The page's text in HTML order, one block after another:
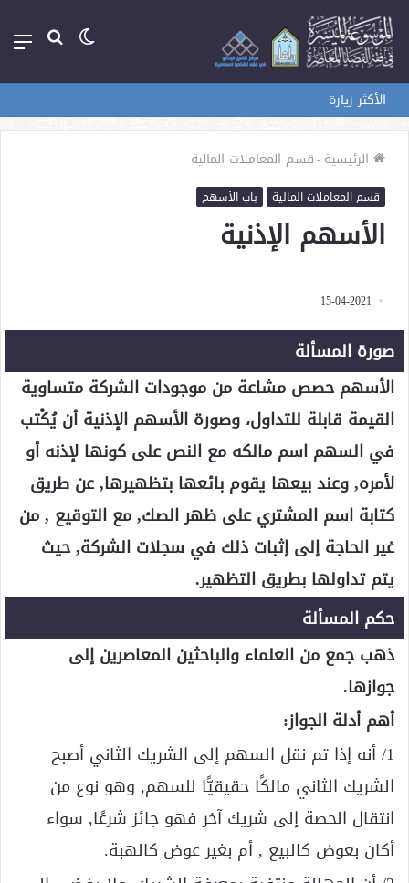
بحث الوضع
الأكثر زيارة
الرئيسية-قسم المعاملات المالية
قسم المعاملات المالية باب الأسهم
الأسهم الإذنية
15-04-2021
صورة المسألة
الأسهم حصص مشاعة من موجودات الشركة متساوية
القيمة قابلة للتداول، وصورة الأسهم الإذنية أن يُكْتب
في السهم اسم مالكه مع النص على كونها لإذنه أو
لأمره, وعند بيعها يقوم بائعها بتظهيرها, عن طريق
كتابة اسم المشتري على ظهر الصك, مع التوقيع , من
غير الحاجة إلى إثبات ذلك في سجلات الشركة, حيث
يتم تداولها بطريق التظهير.
حكم المسألة
ذهب جمع من العلماء والباحثين المعاصرين إلى
جوازها.
أهم أدلة الجواز:
1/ أنه إذا تم نقل السهم إلى الشريك الثاني أصبح
الشريك الثاني مالكًا حقيقيًّا للسهم, وهو نوع من
انتقال الحصة إلى شريك آخر فهو جائز شرعًا, سواء
أكان بعوض كالبيع , أم بغير عوض كالهبة.